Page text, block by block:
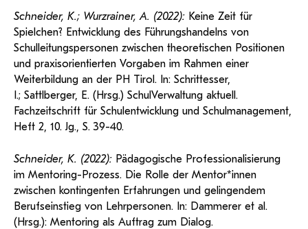
Schneider, K.; Wurzrainer, A. (2022): Keine Zeit für
Spielchen? Entwicklung des Führungshandelns von
Schulleitungspersonen zwischen theoretischen Positionen
und praxisorientierten Vorgaben im Rahmen einer
Weiterbildung an der PH Tirol. In: Schrittesser,
I.; Sattlberger, E. (Hrsg.) SchulVerwaltung aktuell.
Fachzeitschrift für Schulentwicklung und Schulmanagement,
Heft 2, 10. Jg., S. 39-40.
Schneider, K. (2022): Pädagogische Professionalisierung
im Mentoring-Prozess. Die Rolle der Mentor*innen
zwischen kontingenten Erfahrungen und gelingendem
Berufseinstieg von Lehrpersonen. In: Dammerer et al.
(Hrsg.): Mentoring als Auftrag zum Dialog.